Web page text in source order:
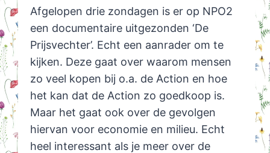
Afgelopen drie zondagen is er op NPO2
een documentaire uitgezonden ‘De
Prijsvechter’. Echt een aanrader om te
kijken. Deze gaat over waarom mensen
zo veel kopen bij o.a. de Action en hoe
het kan dat de Action zo goedkoop is.
Maar het gaat ook over de gevolgen
hiervan voor economie en milieu. Echt
heel interessant als je meer over de